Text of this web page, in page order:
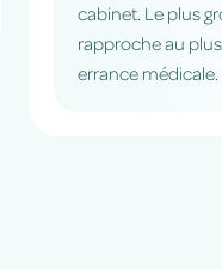
cabinet. Le plus
rapproche au
errance médicale.